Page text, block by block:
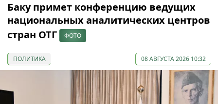
Баку примет конференцию ведущих
национальных аналитических центров
стран ОТГ
ФОТО
ПОЛИТИКА 08 АВГУСТА 2026 10:32